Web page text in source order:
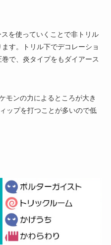
を使っていくことで非トリル
す。トリル下でデコレーショ
で、炎タイプをもダイアース
モンの力によるところが大き
ップを打つことが多いので低